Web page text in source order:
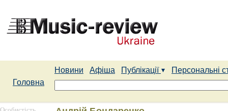
Новини Афіша Публікації
Персональні
Головна